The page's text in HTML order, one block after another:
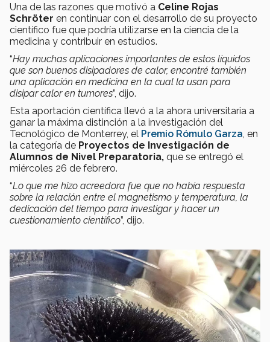
Una de las razones que motivó a Celine Rojas
Schröter en continuar con el desarrollo de su proyecto
científico fue que podría utilizarse en la ciencia de la
medicina y contribuir en estudios.
“Hay muchas aplicaciones importantes de estos líquidos
que son buenos disipadores de calor, encontré también
una aplicación en medicina en la cual la usan para
disipar calor en tumores”, dijo.
Esta aportación científica llevó a la ahora universitaria a
ganar la máxima distinción a la investigación del
Tecnológico de Monterrey, el Premio Rómulo Garza , en
la categoría de Proyectos de Investigación de
Alumnos de Nivel Preparatoria, que se entregó el
miércoles 26 de febrero.
“Lo que me hizo acreedora fue que no había respuesta
sobre la relación entre el magnetismo y temperatura, la
dedicación del tiempo para investigar y hacer un
cuestionamiento científico”, dijo.